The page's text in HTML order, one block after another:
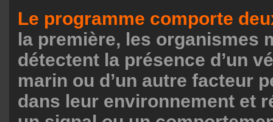
Le programme comporte
la première, les organismes
détectent la présence d’un
marin ou d’un autre facteur
dans leur environnement et